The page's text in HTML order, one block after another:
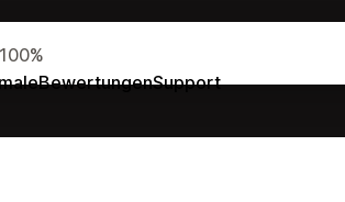
BewertungenSupport
100%